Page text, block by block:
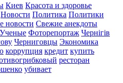
Киев Красота и здоровье
Новости Политика Политики
новости Свежие анекдоты
Ученые Фоторепортаж Чернігів
Черниговцы Экономика
коррупция кредит купить
ресторан
убивает